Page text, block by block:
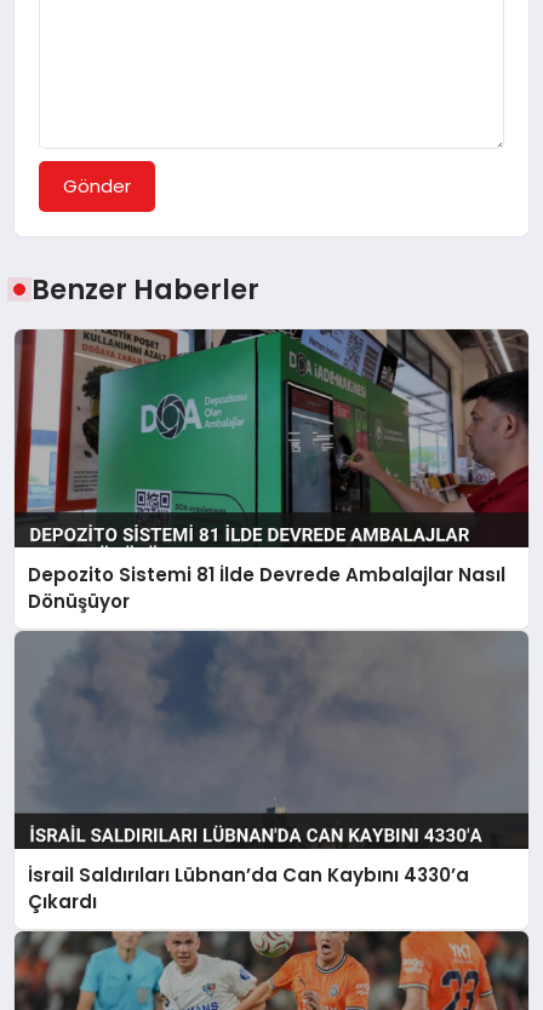
Gönder
Benzer Haberler
Depozito Sistemi 81 İlde Devrede Ambalajlar Nasıl
Dönüşüyor
İsrail Saldırıları Lübnan’da Can Kaybını 4330’a
Çıkardı